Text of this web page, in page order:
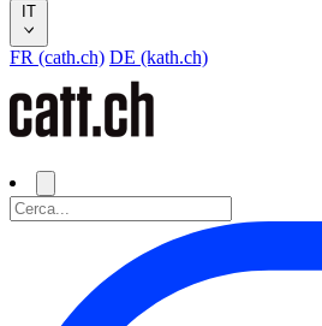
IT
FR (cath.ch) DE (kath.ch)